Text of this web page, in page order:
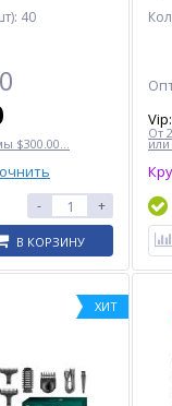
40
$300.00...
- +
В КОРЗИНУ
Vip:
От
ХИТ